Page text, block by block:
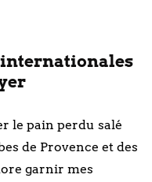
internationales
le pain perdu salé
de Provence et des
garnir mes